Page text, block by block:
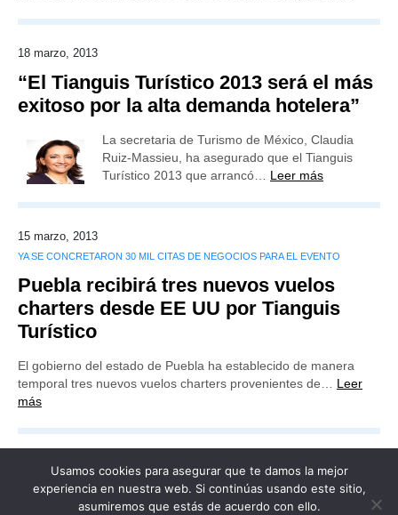
18 marzo, 2013
“El Tianguis Turístico 2013 será el más
exitoso por la alta demanda hotelera”
La secretaria de Turismo de México, Claudia
Ruiz-Massieu, ha asegurado que el Tianguis
Turístico 2013 que arrancó… Leer más
15 marzo, 2013
YA SE CONCRETARON 30 MIL CITAS DE NEGOCIOS PARA EL EVENTO
Puebla recibirá tres nuevos vuelos
charters desde EE UU por Tianguis
Turístico
El gobierno del estado de Puebla ha establecido de manera
temporal tres nuevos vuelos charters provenientes de… Leer
más
Usamos cookies para asegurar que te damos la mejor
experiencia en nuestra web. Si continúas usando este sitio,
asumiremos que estás de acuerdo con ello.
Publicidad Redacción Contacto